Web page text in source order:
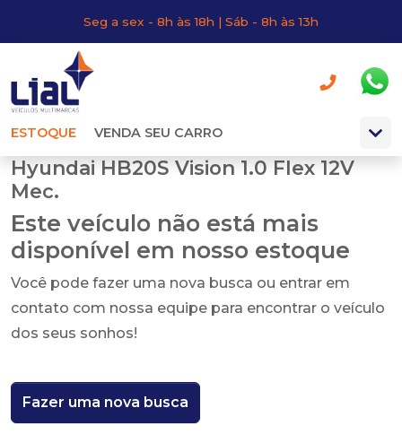
Seg a sex - 8h às 18h | Sáb - 8h às 13h
ESTOQUE VENDA SEU CARRO
Hyundai HB20S Vision 1.0 Flex 12V
Mec.
Este veículo não está mais
disponível em nosso estoque
Você pode fazer uma nova busca ou entrar em
contato com nossa equipe para encontrar o veículo
dos seus sonhos!
Fazer uma nova busca